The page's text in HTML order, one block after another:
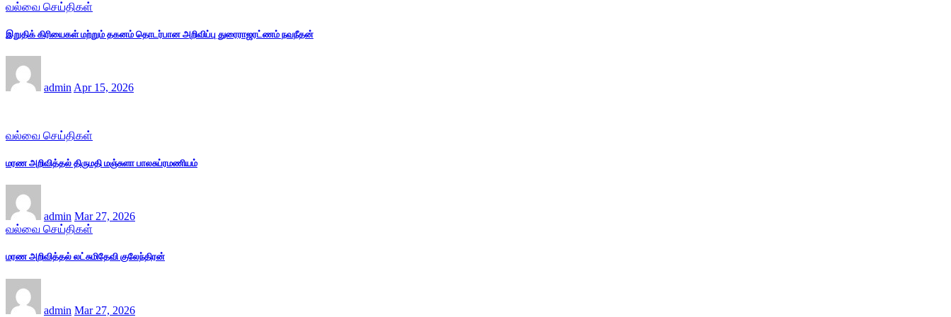
வல்வை செய்திகள்
இறுதிக் கிரியைகள் மற்றும் தகனம் தொடர்பான அறிவிப்பு துரைராஜரட்ணம் நவநீதன்
admin Apr 15, 2026
வல்வை செய்திகள்
மரண அறிவித்தல் திருமதி மஞ்சுளா பாலசுப்ரமணியம்
admin Mar 27, 2026
வல்வை செய்திகள்
மரண அறிவித்தல் லட்சுமிதேவி குலேந்திரன்
admin Mar 27, 2026